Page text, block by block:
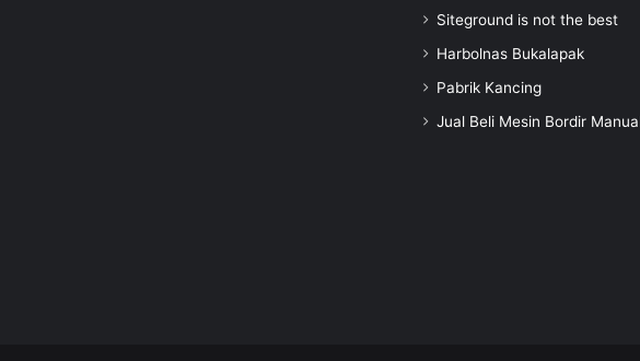
Siteground is not the best
Harbolnas Bukalapak
Pabrik Kancing
Jual Beli Mesin Bordir